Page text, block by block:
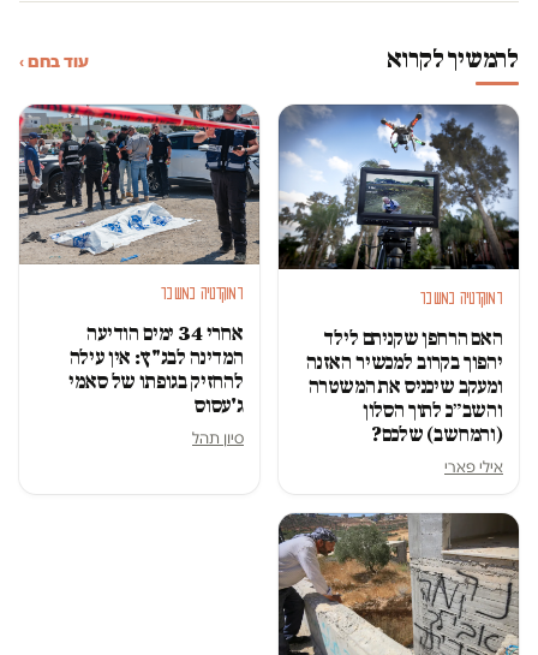
להמשיך לקרוא עוד בחם ›
דמוקרטיה במשבר
האם הרחפן שקניתם לילד
יהפוך בקרוב למכשיר האזנה
ומעקב שיכניס את המשטרה
והשב״כ לתוך הסלון
(והמחשב) שלכם?
אילי פארי
דמוקרטיה במשבר
אחרי 34 ימים הודיעה
המדינה לבג"ץ: אין עילה
להחזיק בגופתו של סאמי
ג'עסוס
סיון תהל